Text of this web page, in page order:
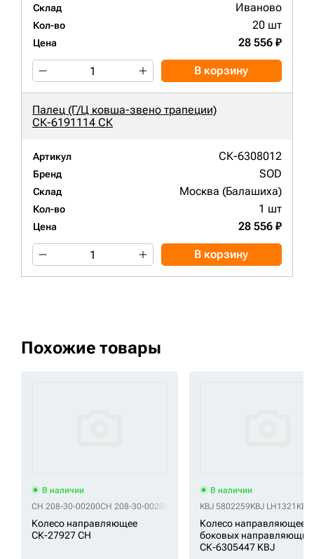
Склад Иваново
Кол-во 20 шт
Цена 28 556 ₽
В корзину
Палец (Г/Ц ковша-звено трапеции)
СК-6191114 СК
Артикул СК-6308012
Бренд SOD
Склад Москва (Балашиха)
Кол-во 1 шт
Цена 28 556 ₽
В корзину
Похожие товары
В наличии
CH 208-30-00200CH 208-30-00200-1 CH 208-30-00200-2CH 208-30-
Колесо направляющее
СК-27927 CH
В наличии
KBJ 5802259KBJ LH1321 KBJ
Колесо направляющее
боковых
СК-6305447 KBJ